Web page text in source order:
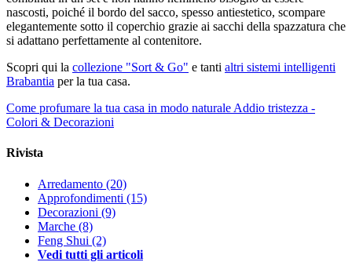
nascosti, poiché il bordo del sacco, spesso antiestetico, scompare
elegantemente sotto il coperchio grazie ai sacchi della spazzatura che
si adattano perfettamente al contenitore.
Scopri qui la collezione "Sort & Go" e tanti altri sistemi intelligenti
Brabantia per la tua casa.
Come profumare la tua casa in modo naturale Addio tristezza -
Colori & Decorazioni
Rivista
Arredamento (20)
Approfondimenti (15)
Decorazioni (9)
Marche (8)
Feng Shui (2)
Vedi tutti gli articoli